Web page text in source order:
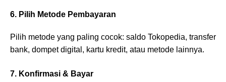
6. Pilih Metode Pembayaran
Pilih metode yang paling cocok: saldo Tokopedia, transfer
bank, dompet digital, kartu kredit, atau metode lainnya.
7. Konfirmasi & Bayar